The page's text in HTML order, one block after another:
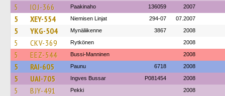
5 IOJ-366 Paakinaho 136059 2007
5 XEY-554 Niemisen Linjat 294-07 07.2007
5 YKG-504 Mynäliikenne 3867 2008
5 CKV-369 Rytkönen 2008
5 EEZ-544 Bussi-Manninen 2008
5 RAI-605 Paunu 6718 2008
5 UAI-705 Ingves Bussar P081454 2008
5 BJY-491 Pekki 2008